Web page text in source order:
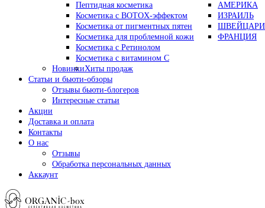
Пептидная косметика
Косметика с BOTOX-эффектом
Косметика от пигментных пятен
Косметика для проблемной кожи
Косметика с Ретинолом
Косметика с витамином С
АМЕРИКА
ИЗРАИЛЬ
ФРАНЦИЯ
НовинкиХиты продаж
Статьи и бьюти-обзоры
Отзывы бьюти-блогеров
Интересные статьи
Акции
Доставка и оплата
Контакты
О нас
Отзывы
Обработка персональных данных
Аккаунт